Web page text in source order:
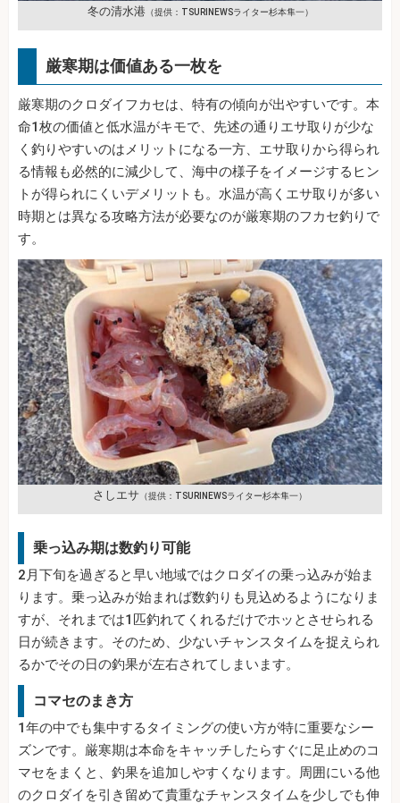
冬の清水港（提供：TSURINEWSライター杉本隼一）
厳寒期は価値ある一枚を
厳寒期のクロダイフカセは、特有の傾向が出やすいです。本
命1枚の価値と低水温がキモで、先述の通りエサ取りが少な
く釣りやすいのはメリットになる一方、エサ取りから得られ
る情報も必然的に減少して、海中の様子をイメージするヒン
トが得られにくいデメリットも。水温が高くエサ取りが多い
時期とは異なる攻略方法が必要なのが厳寒期のフカセ釣りで
す。
さしエサ （提供：TSURINEWSライター杉本隼一）
乗っ込み期は数釣り可能
2月下旬を過ぎると早い地域ではクロダイの乗っ込みが始ま
ります。乗っ込みが始まれば数釣りも見込めるようになりま
すが、それまでは1匹釣れてくれるだけでホッとさせられる
日が続きます。そのため、少ないチャンスタイムを捉えられ
るかでその日の釣果が左右されてしまいます。
コマセのまき方
1年の中でも集中するタイミングの使い方が特に重要なシー
ズンです。厳寒期は本命をキャッチしたらすぐに足止めのコ
マセをまくと、釣果を追加しやすくなります。周囲にいる他
のクロダイを引き留めて貴重なチャンスタイムを少しでも伸